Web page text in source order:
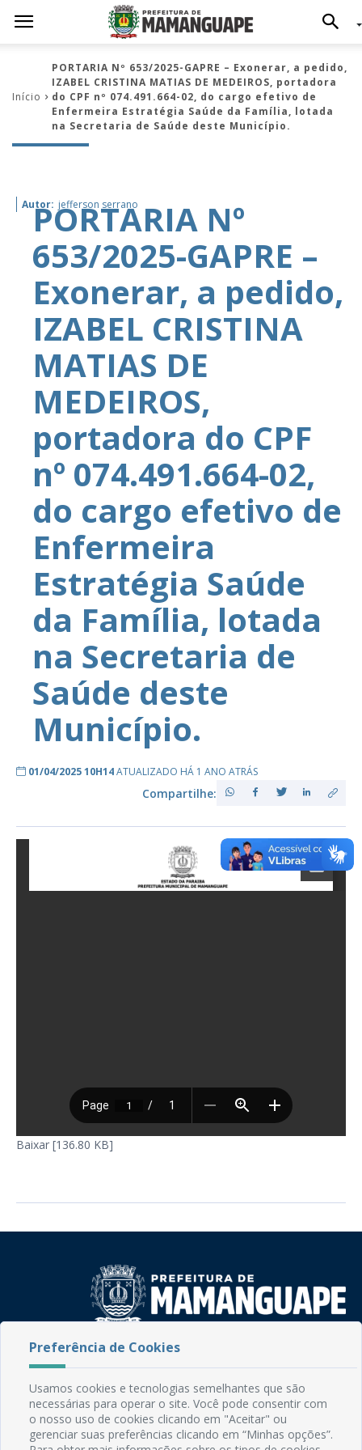
Início
PORTARIA Nº 653/2025-GAPRE – Exonerar, a pedido,
IZABEL CRISTINA MATIAS DE MEDEIROS, portadora
do CPF nº 074.491.664-02, do cargo efetivo de
Enfermeira Estratégia Saúde da Família, lotada
na Secretaria de Saúde deste Município.
Autor: jefferson serrano
PORTARIA Nº
653/2025-GAPRE –
Exonerar, a pedido,
IZABEL CRISTINA
MATIAS DE
MEDEIROS,
portadora do CPF
nº 074.491.664-02,
do cargo efetivo de
Enfermeira
Estratégia Saúde
da Família, lotada
na Secretaria de
Saúde deste
Município.
01/04/2025 10H14ATUALIZADO HÁ 1 ANO ATRÁS
Compartilhe:
Baixar [136.80 KB]
Rua do Imperador, 78, Centro
CEP: 58.280-000 - Mamanguape/PB
Fone: (83) 3292-2246
Email: comunicacao@mamanguape.pb.gov.br
Expediente: Segunda à Sexta, das 08h às 13h
Preferência de Cookies
Usamos cookies e tecnologias semelhantes que são
necessárias para operar o site. Você pode consentir com
o nosso uso de cookies clicando em "Aceitar" ou
gerenciar suas preferências clicando em “Minhas opções”.